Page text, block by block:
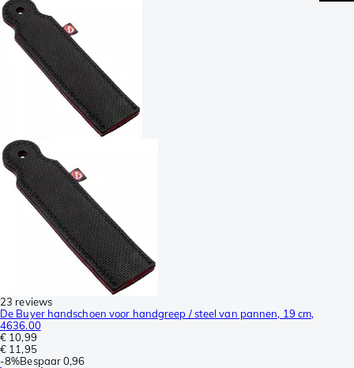
23 reviews
De Buyer handschoen voor handgreep / steel van pannen, 19 cm,
4636.00
€ 10,99
€ 11,95
-8%Bespaar0,96